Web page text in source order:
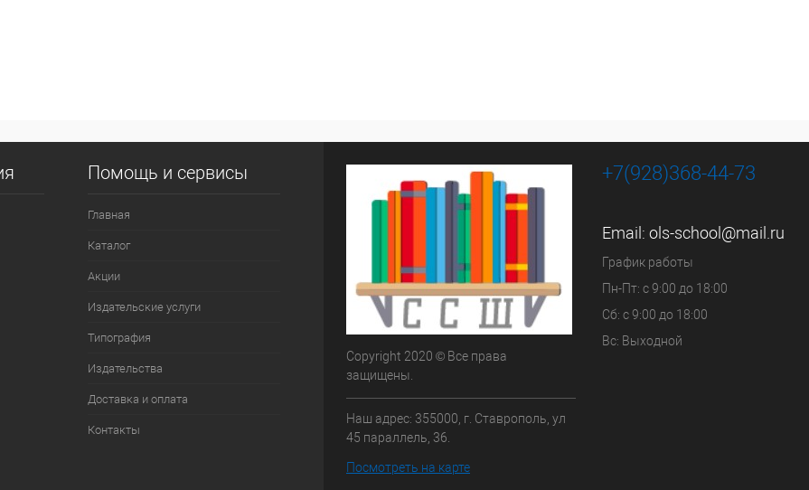
Помощь и сервисы
Главная
Каталог
Акции
Издательские услуги
Типография
Издательства
Доставка и оплата
Контакты
Copyright 2020 © Все права
защищены.
Наш адрес: 355000, г. Ставрополь, ул
45 параллель, 36.
Посмотреть на карте
+7(928)368-44-73
Email: ols-school@mail.ru
График работы
Пн-Пт: с 9:00 до 18:00
Сб: с 9:00 до 18:00
Вс: Выходной